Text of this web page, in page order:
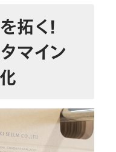
拓く！
マイン